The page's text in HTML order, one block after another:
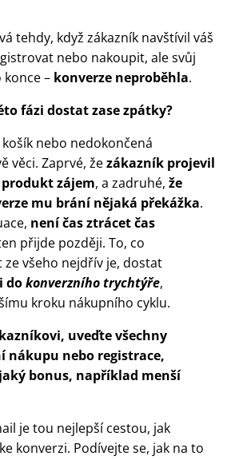
tehdy, když zákazník navštívil váš
nebo nakoupit, ale svůj
– konverze neproběhla.
fázi dostat zase zpátky?
nebo nedokončená
věci. Zaprvé, žezákazník projevil
zájem, a zadruhé, že
mu brání nějaká překážka.
není čas ztrácet čas
přijde později. To, co
všeho nejdřív je, dostat
dokonverzního trychtýře,
kroku nákupního cyklu.
uveďte všechny
nákupu nebo registrace,
bonus, například menší
je tou nejlepší cestou, jak
konverzi. Podívejte se, jak na to